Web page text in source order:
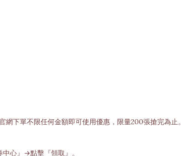
下單不限任何金額即可使用優惠，限量200張搶完為止。
心』→點擊『領取』。